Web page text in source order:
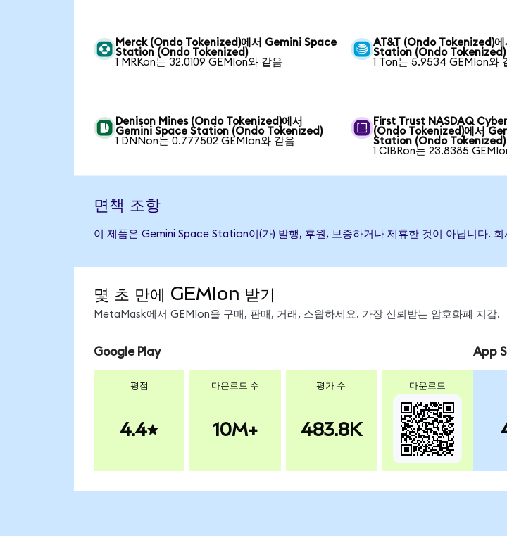
Merck (Ondo Tokenized)에서 Gemini Space
Station (Ondo Tokenized)
1 MRKon는 32.0109 GEMIon와 같음
AT&T (Ondo Tokenized)
Station (Ondo Tokenized)
1 Ton는 5.9534 GEMIon와
Denison Mines (Ondo Tokenized)에서
Gemini Space Station (Ondo Tokenized)
1 DNNon는 0.777502 GEMIon와 같음
First Trust NASDAQ
(Ondo Tokenized)에서
Station (Ondo Tokenized)
1 CIBRon는 23.8385
면책 조항
이 제품은 Gemini Space Station이(가) 발행, 후원, 보증하거나 제휴한 것이 아닙니다.
몇 초 만에 GEMIon 받기
MetaMask에서 GEMIon을 구매, 판매, 거래, 스왑하세요. 가장 신뢰받는 암호화폐 지갑.
Google Play
평점
4.4
다운로드 수
10M+
평가 수
483.8K
다운로드
App